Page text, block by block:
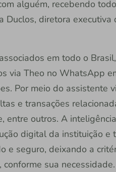
alguém, recebendo
Duclos, diretora
em todo o
via Theo no WhatsApp
Por meio do assistente
e transações
entre outros. A
digital da instituição e
e seguro, deixando a
sua necessidade.